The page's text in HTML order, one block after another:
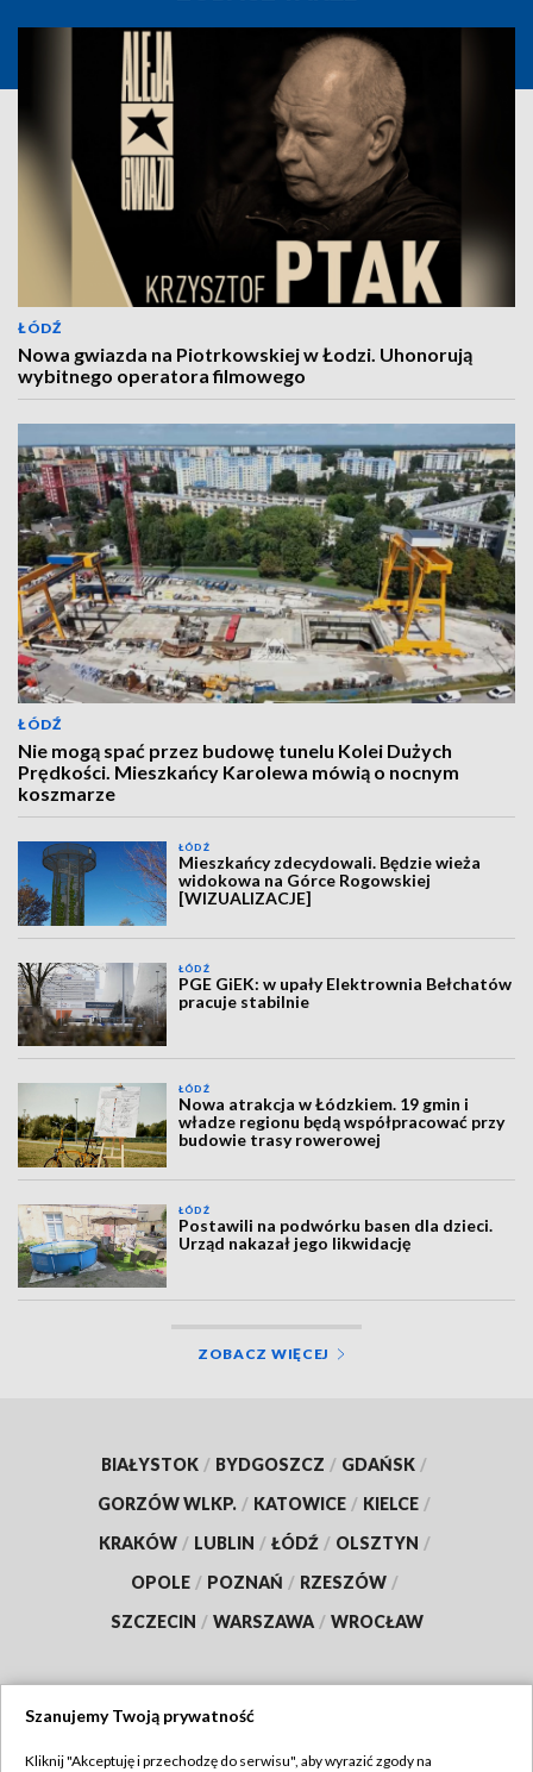
ŁÓDŹ
Nowa gwiazda na Piotrkowskiej w Łodzi. Uhonorują
wybitnego operatora filmowego
ŁÓDŹ
Nie mogą spać przez budowę tunelu Kolei Dużych
Prędkości. Mieszkańcy Karolewa mówią o nocnym
koszmarze
ŁÓDŹ
Mieszkańcy zdecydowali. Będzie wieża
widokowa na Górce Rogowskiej
[WIZUALIZACJE]
ŁÓDŹ
PGE GiEK: w upały Elektrownia Bełchatów
pracuje stabilnie
ŁÓDŹ
Nowa atrakcja w Łódzkiem. 19 gmin i
władze regionu będą współpracować przy
budowie trasy rowerowej
ŁÓDŹ
Postawili na podwórku basen dla dzieci.
Urząd nakazał jego likwidację
ZOBACZ WIĘCEJ
BIAŁYSTOK / BYDGOSZCZ / GDAŃSK /
GORZÓW WLKP. / KATOWICE / KIELCE /
KRAKÓW / LUBLIN / ŁÓDŹ / OLSZTYN /
OPOLE / POZNAŃ / RZESZÓW /
SZCZECIN / WARSZAWA / WROCŁAW
Szanujemy Twoją prywatność
Kliknij "Akceptuję i przechodzę do serwisu", aby wyrazić zgody na